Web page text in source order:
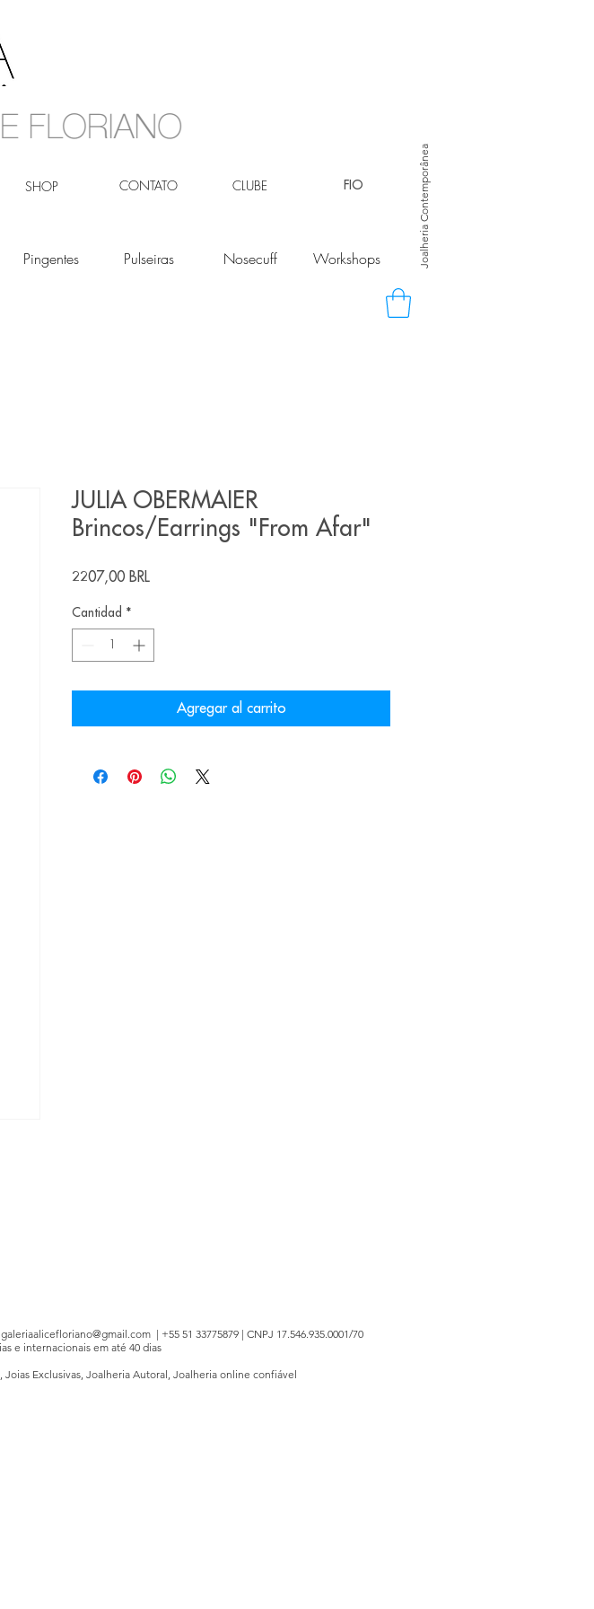
SHOP CONTATO CLUBE Joalheria Contemporânea
FIO
Pingentes Pulseiras Nosecuff Workshops
JULIA OBERMAIER
Brincos/Earrings "From Afar"
2207,00 BRLPrecio
Cantidad *
Agregar al carrito
galeriaalicefloriano@gmail.com| +55 51 33775879 | CNPJ 17.546.935.0001/70
e internacionais em até 40 dias
Exclusivas, Joalheria Autoral, Joalheria online confiável